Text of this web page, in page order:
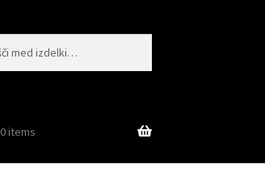
0 items